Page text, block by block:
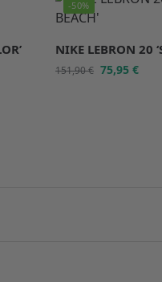
-50%
NIKE LEBRON 20
151,90€ 75,95€